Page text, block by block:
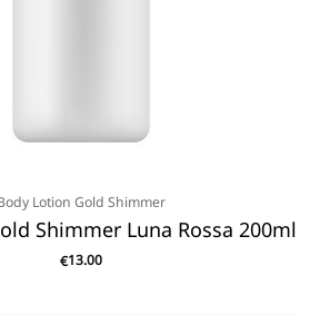
Lotion Gold Shimmer
Shimmer Luna Rossa 200ml
€13.00
Luna Rossa 200ml ποσότητα